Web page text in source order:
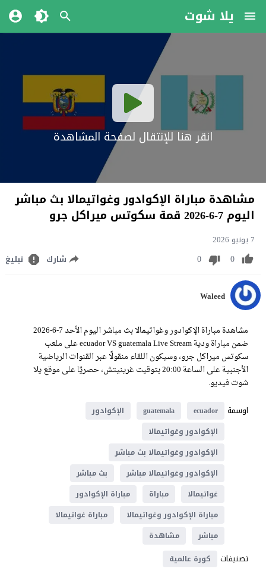
يلا شوت
انقر هنا للإنتقال لصفحة المشاهدة
مشاهدة مباراة الإكوادور وغواتيمالا بث مباشر
اليوم 7-6-2026 قمة سكوتس ميراكل جرو
7 يونيو 2026
0
0 شارك تبليغ
Waleed
مشاهدة مباراة الإكوادور وغواتيمالا بث مباشر اليوم الأحد 7-6-2026
ضمن مباراة ودية ecuador VS guatemala Live Stream على ملعب
سكوتس ميراكل جرو، وسيكون اللقاء منقولًا عبر القنوات الرياضية
الأجنبية على الساعة 20:00 بتوقيت غرينيتش، حصريًا على موقع يلا
شوت فيديو.
اوسمة
ecuador
guatemala
الإكوادور
الإكوادور وغواتيمالا
الإكوادور وغواتيمالا بث مباشر
الإكوادور وغواتيمالا مباشر
بث مباشر
غواتيمالا
مباراة
مباراة الإكوادور
مباراة الإكوادور وغواتيمالا
مباراة غواتيمالا
مباشر
مشاهدة
تصنيفات كورة عالمية